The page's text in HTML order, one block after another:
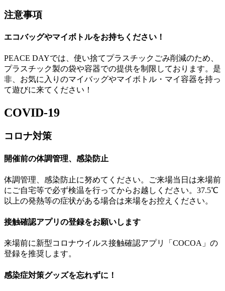
注意事項
エコバッグやマイボトルをお持ちください！
PEACE DAYでは、使い捨てプラスチックごみ削減のため、
プラスチック製の袋や容器での提供を制限しております。是
非、お気に入りのマイバッグやマイボトル・マイ容器を持っ
て遊びに来てください！
COVID-19
コロナ対策
開催前の体調管理、感染防止
体調管理、感染防止に努めてください。ご来場当日は来場前
にご自宅等で必ず検温を行ってからお越しください。37.5℃
以上の発熱等の症状がある場合は来場をお控えください。
接触確認アプリの登録をお願いします
来場前に新型コロナウイルス接触確認アプリ「COCOA」の
登録を推奨します。
感染症対策グッズを忘れずに！